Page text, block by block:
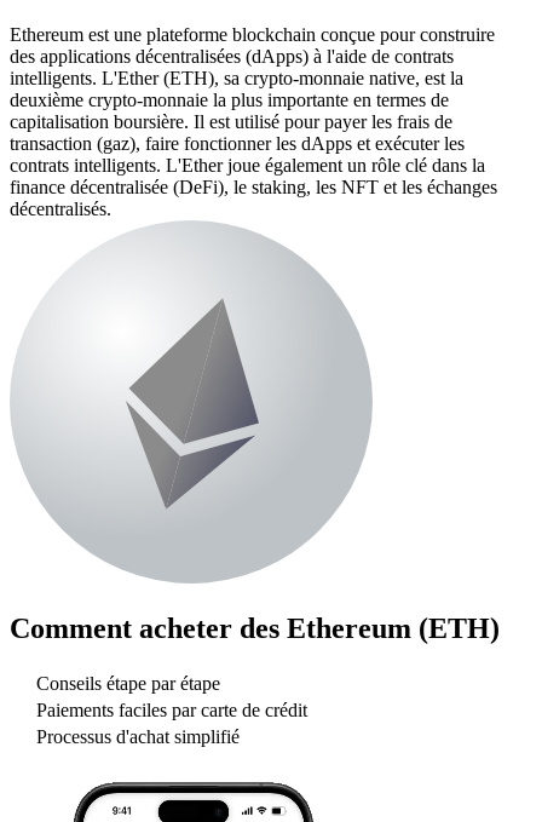
Ethereum est une plateforme blockchain conçue pour construire
des applications décentralisées (dApps) à l'aide de contrats
intelligents. L'Ether (ETH), sa crypto-monnaie native, est la
deuxième crypto-monnaie la plus importante en termes de
capitalisation boursière. Il est utilisé pour payer les frais de
transaction (gaz), faire fonctionner les dApps et exécuter les
contrats intelligents. L'Ether joue également un rôle clé dans la
finance décentralisée (DeFi), le staking, les NFT et les échanges
décentralisés.
Comment acheter des Ethereum (ETH)
Conseils étape par étape
Paiements faciles par carte de crédit
Processus d'achat simplifié